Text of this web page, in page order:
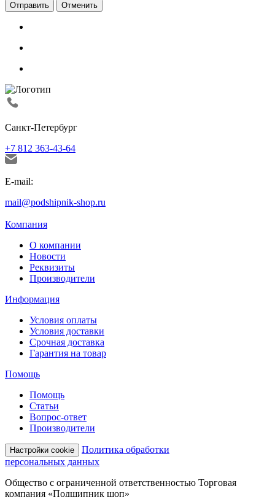
Отменить
Санкт-Петербург
+7 812 363-43-64
E-mail:
mail@podshipnik-shop.ru
Компания
О компании
Новости
Реквизиты
Производители
Информация
Условия оплаты
Условия доставки
Срочная доставка
Гарантия на товар
Помощь
Помощь
Статьи
Вопрос-ответ
Производители
Настройки cookie
Политика обработки
персональных данных
Общество с ограниченной ответственностью Торговая
компания «Подшипник шоп»